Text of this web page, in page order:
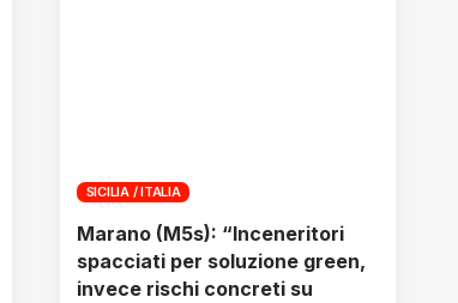
SICILIA / ITALIA
Marano (M5s): “Inceneritori
spacciati per soluzione green,
invece rischi concreti su